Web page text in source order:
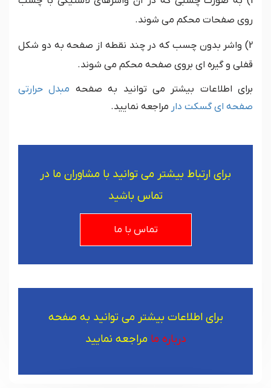
روی صفحات محکم می شوند.
2) واشر بدون چسب که در چند نقطه از صفحه به دو شکل
قفلی و گیره ای بروی صفحه محکم می شوند.
برای اطلاعات بیشتر می توانید به صفحه مبدل حرارتی
صفحه ای گسکت دار مراجعه نمایید.
برای ارتباط بیشتر می توانید با مشاوران ما در
تماس باشید
تماس با ما
برای اطلاعات بیشتر می توانید به صفحه
درباره ما مراجعه نمایید